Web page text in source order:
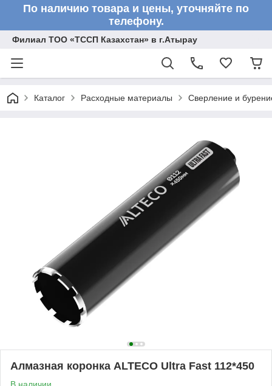
По наличию товара и цены, уточняйте по
телефону.
Филиал ТОО «ТССП Казахстан» в г.Атырау
Каталог Расходные материалы Сверление и
Алмазная коронка ALTECO Ultra Fast 112*450
В наличии